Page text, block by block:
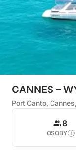
CANNES –
Port Canto,
8
OSOBY